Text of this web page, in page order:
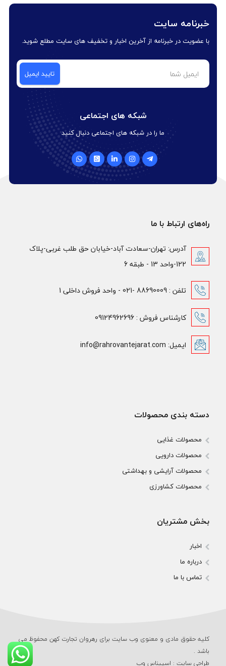
خبرنامه سایت
با عضویت در خبرنامه از آخرین اخبار و تخفیف های سایت مطلع شوید.
شبکه های اجتماعی
ما را در شبکه های اجتماعی دنبال کنید
راه‌های ارتباط با ما
آدرس: تهران-سعادت آباد-خیابان حق طلب غربی-پلاک
122-واحد 13 - طبقه 6
تلفن : 88690009 -021 - واحد فروش داخلی 1
کارشناس فروش : 09124962696
ایمیل: info@rahrovantejarat.com
دسته بندی محصولات
محصولات غذایی
محصولات دارویی
محصولات آرایشی و بهداشتی
محصولات کشاورزی
بخش مشتریان
اخبار
درباره ما
تماس با ما
کلیه حقوق مادی و معنوی وب‌ سایت برای رهروان تجارت کهن محفوظ می‌
باشد .
طراحی سایت: اسپیناس وب